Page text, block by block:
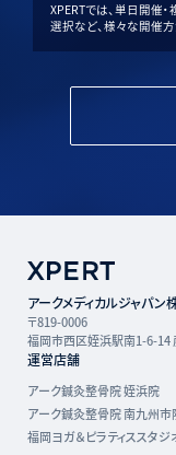
XPERTでは、単日開催
選択など、様々な開催方
アークメディカルジャパン
〒819-0006
福岡市西区姪浜駅南1-6-14
運営店舗
アーク鍼灸整骨院 姪浜院
アーク鍼灸整骨院 南九州市
福岡ヨガ＆ピラティススタ